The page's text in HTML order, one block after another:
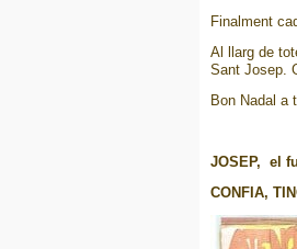
Finalment
Al llarg de
Sant Josep.
Bon Nadal a
JOSEP, el
CONFIA,